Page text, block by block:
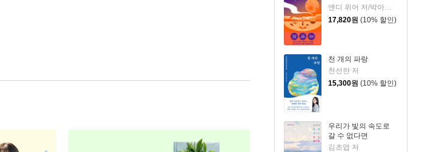
앤디 위어 저/박아람 역
17,820원 (10% 할인)
천 개의 파랑
천선란 저
15,300원 (10% 할인)
우리가 빛의 속도로
갈 수 없다면
김초엽 저